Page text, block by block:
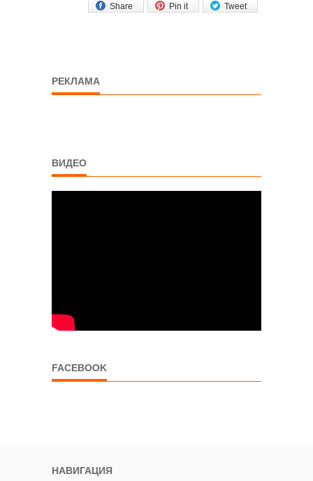
Tweet
Pin it
Share
РЕКЛАМА
ВИДЕО
FACEBOOK
НАВИГАЦИЯ